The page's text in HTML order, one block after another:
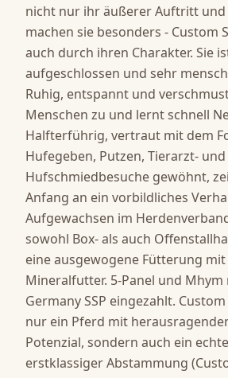
nicht nur ihr äußerer Auftritt und
machen sie besonders - Custom
auch durch ihren Charakter. Sie
aufgeschlossen und sehr
Ruhig, entspannt und
Menschen zu und lernt schnell
Halfterführig, vertraut mit dem
Hufegeben, Putzen, Tierarzt- und
Hufschmiedbesuche gewöhnt,
Anfang an ein vorbildliches
Aufgewachsen im
sowohl Box- als auch
eine ausgewogene Fütterung
Mineralfutter. 5-Panel und Mhym
Germany SSP eingezahlt.
nur ein Pferd mit
Potenzial, sondern auch ein
erstklassiger Abstammung